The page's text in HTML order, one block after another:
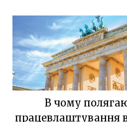
В чому
працевлаштування